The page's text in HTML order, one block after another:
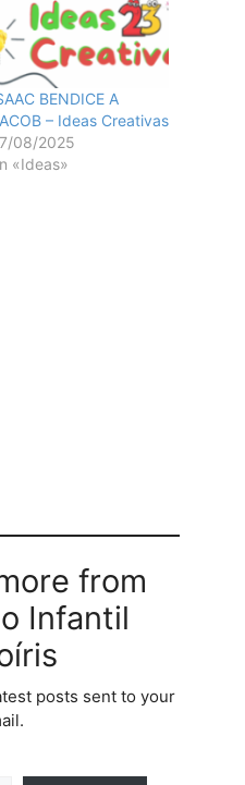
BENDICE A
– Ideas Creativas
08/2025
«Ideas»
from
Infantil
posts sent to your